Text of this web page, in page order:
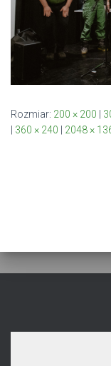
Rozmiar: 200 × 200 |
| 360 × 240 | 2048 ×